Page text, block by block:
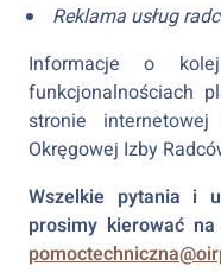
Reklama usług
Informacje o
funkcjonalnościach
stronie
Okręgowej Izby
Wszelkie pytania i
prosimy kierować